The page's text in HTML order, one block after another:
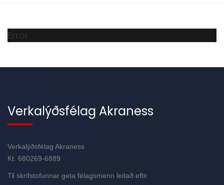
Error
Verkalýðsfélag Akraness
Verkalýðsfélag Akraness
Kt. 680269-6889
Til skrifstofunnar geta félagsmenn leitað eftir